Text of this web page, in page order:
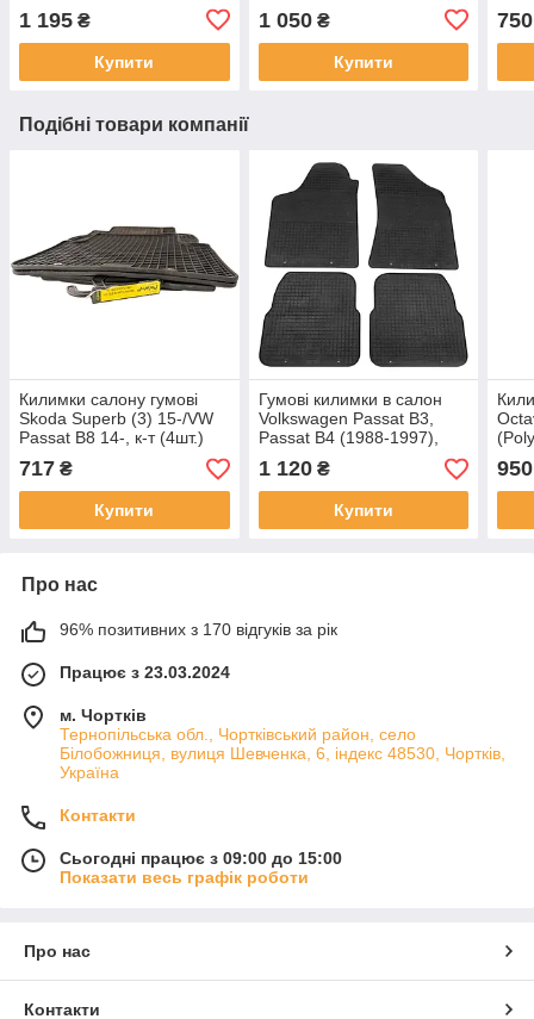
1 195 ₴
Купити
BOARD), к-т (4шт.)
1 050₴
Купити
750
Подібні товари компанії
Килимки салону гумові
Skoda Superb (3) 15-/VW
Passat B8 14-, к-т (4шт.)
717 ₴
Купити
Гумові килимки в салон
Volkswagen Passat B3,
Passat B4 (1988-1997),
комплект 4 шт.
1 120₴
Купити
шт)
950
Про нас
96% позитивних з 170 відгуків за рік
Працює з 23.03.2024
м. Чортків
Тернопільська обл., Чортківський район, село
Білобожниця, вулиця Шевченка, 6, індекс 48530, Чортків,
Україна
Контакти
Сьогодні працює з 09:00 до 15:00
Показати весь графік роботи
Про нас
Контакти